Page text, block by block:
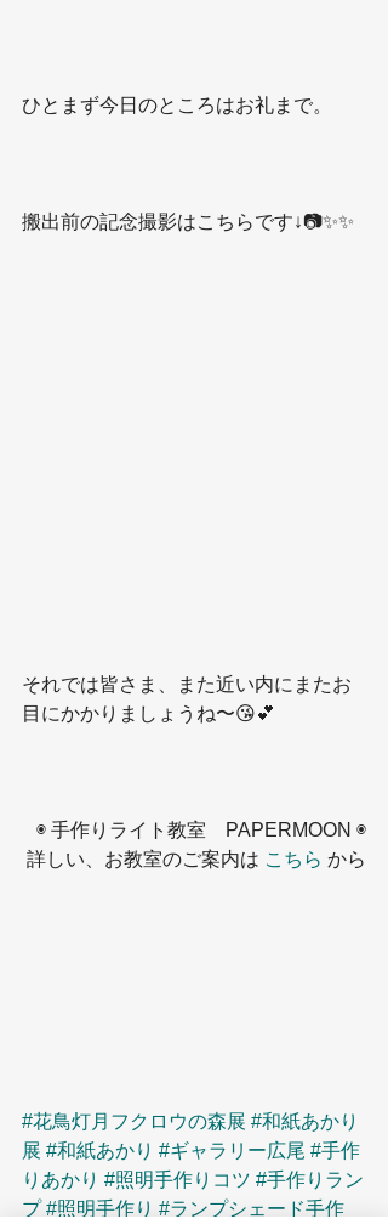
ひとまず今日のところはお礼まで。
搬出前の記念撮影はこちらです↓📷✨✨
それでは皆さま、また近い内にまたお
目にかかりましょうね〜😘💕
◉ 手作りライト教室　PAPERMOON ◉
詳しい、お教室のご案内は こちら から
#花鳥灯月フクロウの森展 #和紙あかり
展 #和紙あかり #ギャラリー広尾 #手作
りあかり #照明手作りコツ #手作りラン
プ #照明手作り #ランプシェード手作